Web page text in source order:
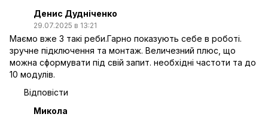
Денис Дудніченко
29.07.2025 в 13:21
Маємо вже 3 такі реби.Гарно показують себе в роботі.
зручне підключення та монтаж. Величезний плюс, що
можна сформувати під свій запит. необхідні частоти та до
10 модулів.
Відповісти
Микола